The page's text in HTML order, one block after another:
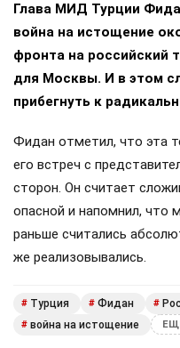
Глава МИД Турции
война на истощение
фронта на российский
для Москвы. И в этом
прибегнуть к
Фидан отметил, что эта
его встреч с
сторон. Он считает
опасной и напомнил, что
раньше считались
же реализовывались.
# Турция # Фидан #
# война на истощение